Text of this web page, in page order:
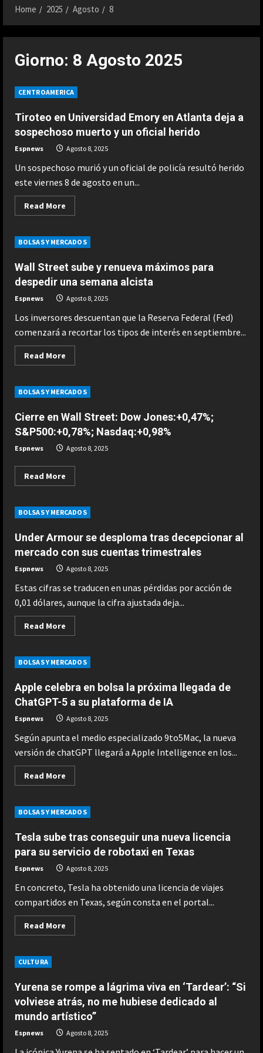
Home 2025 Agosto 8
Giorno: 8 Agosto 2025
CENTROAMERICA
Tiroteo en Universidad Emory en Atlanta deja a
sospechoso muerto y un oficial herido
Espnews Agosto 8, 2025
Un sospechoso murió y un oficial de policía resultó herido
este viernes 8 de agosto en un...
Read More
more
en
Universidad
en
Atlanta
deja
a
sospechoso
muerto
un
oficial
herido
BOLSAS Y MERCADOS
Wall Street sube y renueva máximos para
despedir una semana alcista
Espnews Agosto 8, 2025
Los inversores descuentan que la Reserva Federal (Fed)
comenzará a recortar los tipos de interés en septiembre...
Read More
more
Street
sube
renueva
máximos
para
despedir
una
semana
BOLSAS Y MERCADOS
Cierre en Wall Street: Dow Jones:+0,47%;
S&P500:+0,78%; Nasdaq:+0,98%
Espnews Agosto 8, 2025
Read More
more
en
Wall
Dow
Jones:+0,47%;
S&P500:+0,78%;
Nasdaq:+0,98%
BOLSAS Y MERCADOS
Under Armour se desploma tras decepcionar al
mercado con sus cuentas trimestrales
Espnews Agosto 8, 2025
Estas cifras se traducen en unas pérdidas por acción de
0,01 dólares, aunque la cifra ajustada deja...
Read More
more
Armour
se
tras
decepcionar
al
mercado
con
sus
cuentas
trimestrales
BOLSAS Y MERCADOS
Apple celebra en bolsa la próxima llegada de
ChatGPT-5 a su plataforma de IA
Espnews Agosto 8, 2025
Según apunta el medio especializado 9to5Mac, la nueva
versión de chatGPT llegará a Apple Intelligence en los...
Read More
more
celebra
en
la
próxima
llegada
de
ChatGPT-
5
a
su
plataforma
de
IA
BOLSAS Y MERCADOS
Tesla sube tras conseguir una nueva licencia
para su servicio de robotaxi en Texas
Espnews Agosto 8, 2025
En concreto, Tesla ha obtenido una licencia de viajes
compartidos en Texas, según consta en el portal...
Read More
more
una
nueva
licencia
para
su
servicio
de
robotaxi
en
CULTURA
Yurena se rompe a lágrima viva en ‘Tardear’: “Si
volviese atrás, no me hubiese dedicado al
mundo artístico”
Espnews Agosto 8, 2025